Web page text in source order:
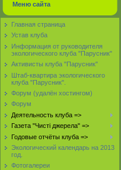
Меню сайта
Главная страница
Устав клуба
Информация от руководителя
экологического клуба "Парусник"
Активисты клуба "Парусник"
Штаб-квартира экологического
клуба "Парусник".
Форум (удалён хостингом)
Форум
Деятельность клуба =>
Газета "Чисті джерела" =>
Годовые отчёты клуба =>
Экологический календарь на 2013
год.
Фотогалереи